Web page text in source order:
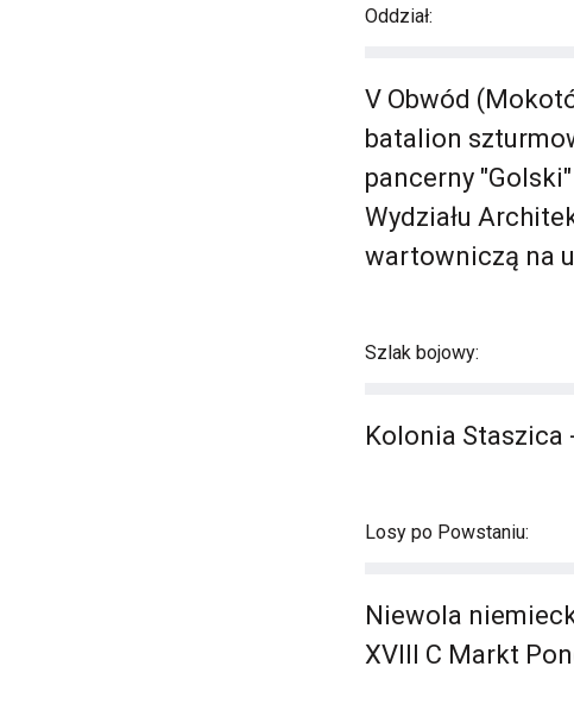
Oddział:
V Obwód
batalion
pancerny
Wydziału
wartowniczą na
Szlak bojowy:
Kolonia Staszica
Losy po Powstaniu:
Niewola
XVIII C Markt